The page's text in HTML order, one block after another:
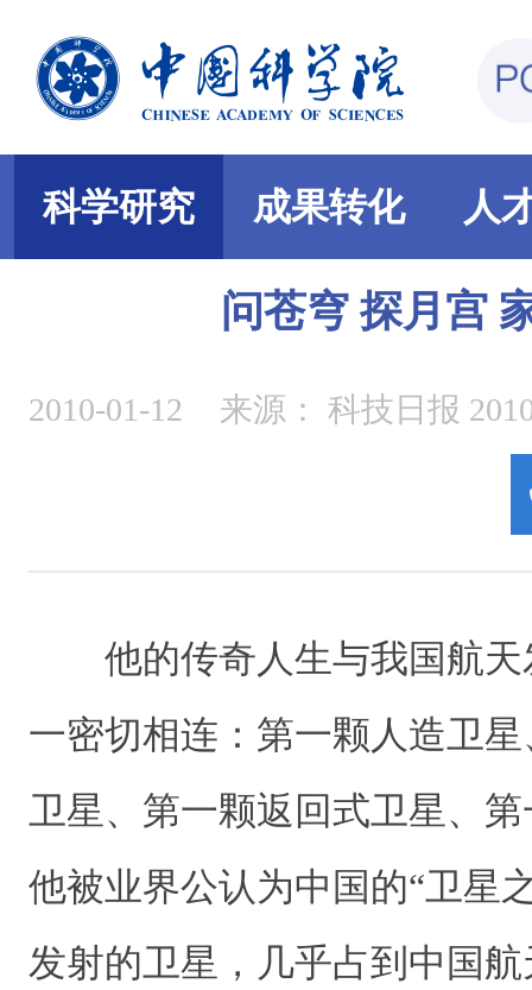
科学研究 成果转化 人
问苍穹 探月宫
2010-01-12 来源： 科技日报
他的传奇人生与我国航
一密切相连：第一颗人造卫
卫星、第一颗返回式卫星、
他被业界公认为中国的“卫星
发射的卫星，几乎占到中国